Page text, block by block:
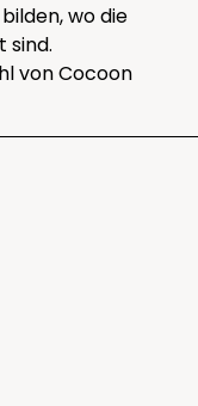
wo die
sind.
von Cocoon